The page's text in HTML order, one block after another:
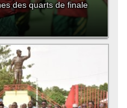
des quarts de finale